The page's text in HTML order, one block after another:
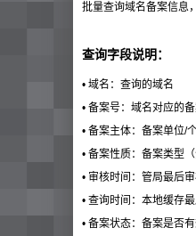
批量查询域名备案信息
查询字段说明：
• 域名：查询的域名
• 备案号：域名对应的
• 备案主体：备案单位/
• 备案性质：备案类型（
• 审核时间：管局最后审
• 查询时间：本地缓存
• 备案状态：备案是否